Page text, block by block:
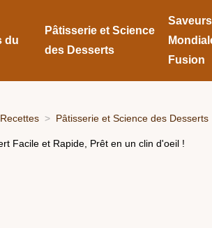
du
Pâtisserie et Science
des Desserts
Saveurs
Fusion
Recettes Pâtisserie et Science des Desserts
Facile et Rapide, Prêt en un clin d'oeil !